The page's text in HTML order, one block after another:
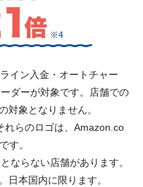
イン入金・オートチャー
ダーが対象です。店舗での
対象となりません。
れらのロゴは、Amazon.co
す。
ならない店舗があります。
日本国内に限ります。